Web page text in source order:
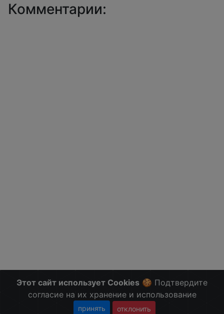
Комментарии:
Этот сайт использует Cookies 🍪 Подтвердите
согласие на их хранение и использование
принять отклонить